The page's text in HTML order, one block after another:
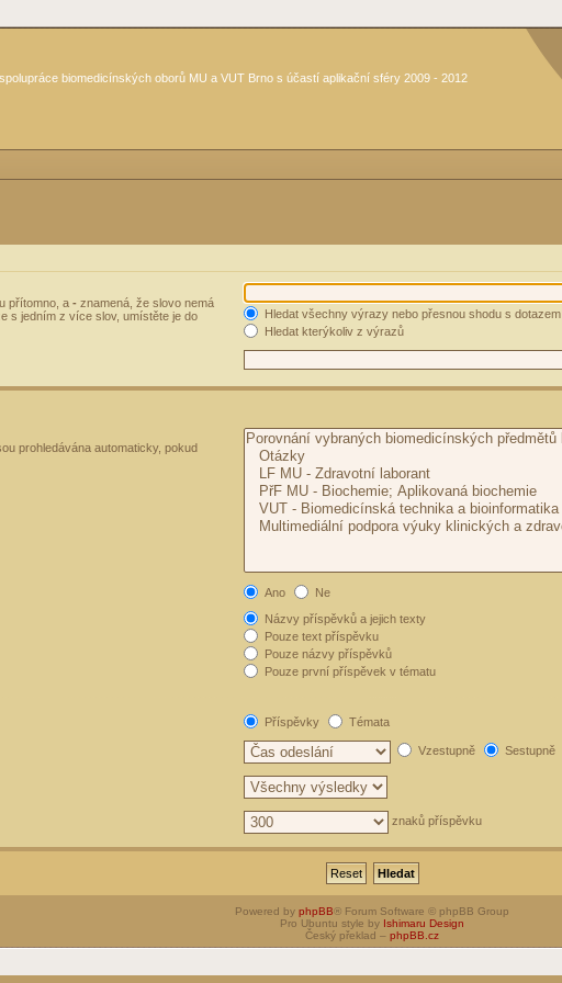
biomedicínských oborů MU a VUT Brno s účastí aplikační sféry 2009 - 2012
přítomno, a - znamená, že slovo nemá
s jedním z více slov, umístěte je do
Hledat všechny výrazy nebo přesnou shodu s dotazem
Hledat kterýkoliv z výrazů
prohledávána automaticky, pokud
Ano
Ne
Názvy příspěvků a jejich texty
Pouze text příspěvku
Pouze názvy příspěvků
Pouze první příspěvek v tématu
Příspěvky
Témata
Vzestupně Sestupně
znaků příspěvku
Powered by phpBB® Forum Software © phpBB Group
Pro Ubuntu style by Ishimaru Design
Český překlad – phpBB.cz